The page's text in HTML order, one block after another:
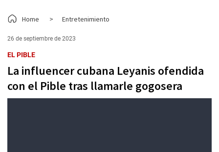
Home > Entretenimiento
26 de septiembre de 2023
EL PIBLE
La influencer cubana Leyanis ofendida
con el Pible tras llamarle gogosera